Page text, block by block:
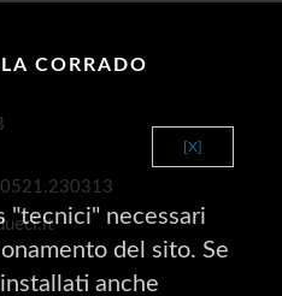
CORRADO
0521.230313
[X]
"tecnici" necessari
del sito. Se
anche